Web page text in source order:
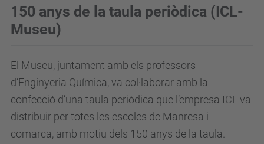
150 anys de la taula periòdica (ICL-
Museu)
El Museu, juntament amb els professors
d’Enginyeria Química, va col·laborar amb la
confecció d’una taula periòdica que l’empresa ICL va
distribuir per totes les escoles de Manresa i
comarca, amb motiu dels 150 anys de la taula.